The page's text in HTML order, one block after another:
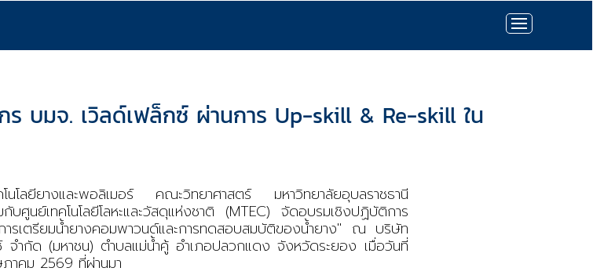
ร บมจ. เวิลด์เฟล็กซ์ ผ่านการ Up-skill & Re-skill ใน
โนโลยียางและพอลิเมอร์ คณะวิทยาศาสตร์ มหาวิทยาลัยอุบลราชธานี
กับศูนย์เทคโนโลยีโลหะและวัสดุแห่งชาติ (MTEC) จัดอบรมเชิงปฏิบัติการ
รเตรียมน้ำยางคอมพาวนด์และการทดสอบสมบัติของน้ำยาง" ณ บริษัท
จำกัด (มหาชน) ตำบลแม่น้ำคู้ อำเภอปลวกแดง จังหวัดระยอง เมื่อวันที่
าคม 2569 ที่ผ่านมา